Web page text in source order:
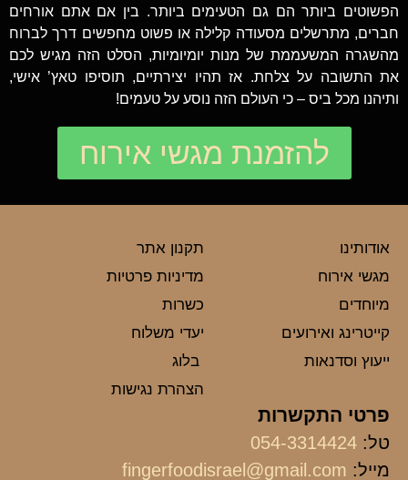
הפשוטים ביותר הם גם הטעימים ביותר. בין אם אתם אורחים
חברים, מתרשלים מסעודה קלילה או פשוט מחפשים דרך לברוח
מהשגרה המשעממת של מנות יומיומיות, הסלט הזה מגיש לכם
את התשובה על צלחת. אז תהיו יצירתיים, תוסיפו טאץ’ אישי,
ותיהנו מכל ביס – כי העולם הזה נוסע על טעמים!
להזמנת מגשי אירוח
אודותינו
מגשי אירוח
מיוחדים
קייטרינג ואירועים
ייעוץ וסדנאות
תקנון אתר
מדיניות פרטיות
כשרות
יעדי משלוח
בלוג
הצהרת נגישות
פרטי התקשרות
טל: 054-3314424
מייל: fingerfoodisrael@gmail.com